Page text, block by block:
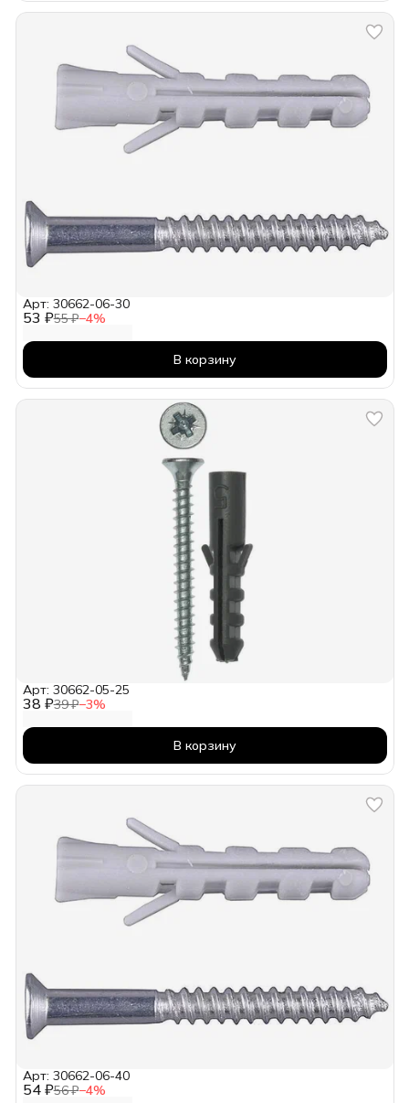
53 ₽55 ₽−4%
Арт: 30662-06-30
В корзину
38 ₽39 ₽−3%
Арт: 30662-05-25
В корзину
54 ₽56 ₽−4%
Арт: 30662-06-40